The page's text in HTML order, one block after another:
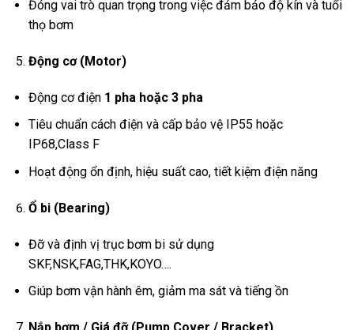
Đóng vai trò quan trọng trong việc đảm bảo độ kín và tuổi
thọ bơm
Động cơ (Motor)
Động cơ điện 1 pha hoặc 3 pha
Tiêu chuẩn cách điện và cấp bảo vệ IP55 hoặc
IP68,Class F
Hoạt động ổn định, hiệu suất cao, tiết kiệm điện năng
Ổ bi (Bearing)
Đỡ và định vị trục bơm bi sử dụng
SKF,NSK,FAG,THK,KOYO….
Giúp bơm vận hành êm, giảm ma sát và tiếng ồn